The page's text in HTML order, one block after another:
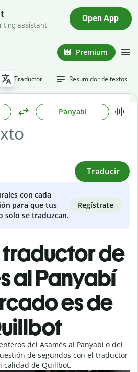
assistant
Open App
Premium
Traductor Resumidor de textos
Panyabí
Traducir
con cada
para que tus
solo se traduzcan.
Regístrate
traductor de
al Panyabí
es de
del Asamés al Panyabí o del
de segundos con el traductor
calidad de Quillbot.